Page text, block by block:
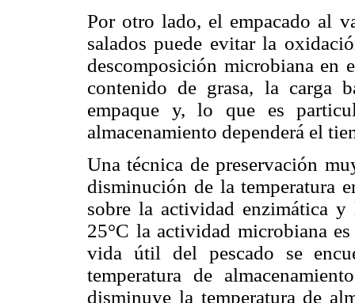
Por otro lado, el empacado al
salados puede evitar la
descomposición microbiana en
contenido de grasa, la carga
empaque y, lo que es
almacenamiento dependerá el
Una técnica de preservación
disminución de la temperatura
sobre la actividad enzimática
25°C la actividad microbiana
vida útil del pescado se
temperatura de
disminuye la temperatura de